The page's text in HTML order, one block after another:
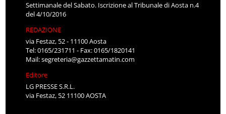
Settimanale del Sabato. Iscrizione al Tribunale di Aosta n.4
del 4/10/2016
REDAZIONE
via Festaz, 52 - 11100 Aosta
Tel: 0165/231711 - Fax: 0165/1820141
Mail:segreteria@gazzettamatin.com
Editore
LG PRESSE S.R.L.
via Festaz, 52 11100 AOSTA